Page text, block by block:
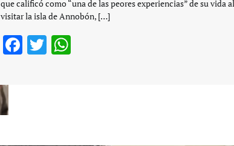
que calificó como “una de las peores experiencias” de su vida al
visitar la isla de Annobón, […]
Facebook
TwitterWhatsApp